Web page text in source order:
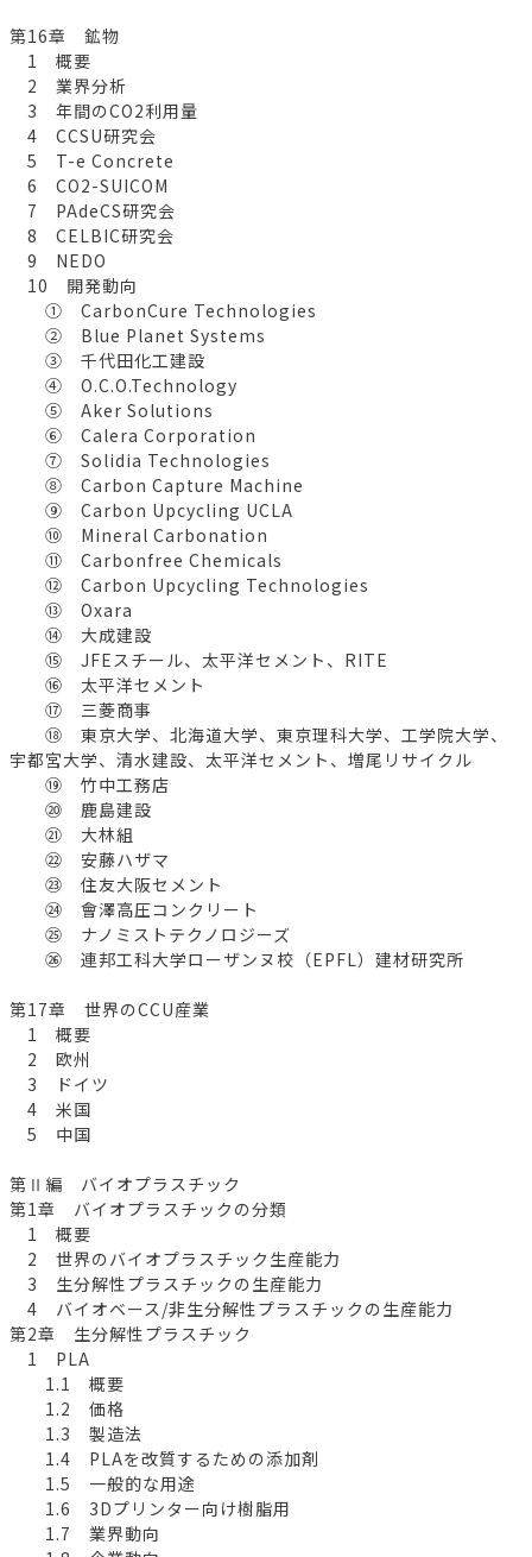
第16章 鉱物
1 概要
2 業界分析
3 年間のCO2利用量
4 CCSU研究会
5 T-e Concrete
6 CO2-SUICOM
7 PAdeCS研究会
8 CELBIC研究会
9 NEDO
10 開発動向
① CarbonCure Technologies
② Blue Planet Systems
③ 千代田化工建設
④ O.C.O.Technology
⑤ Aker Solutions
⑥ Calera Corporation
⑦ Solidia Technologies
⑧ Carbon Capture Machine
⑨ Carbon Upcycling UCLA
⑩ Mineral Carbonation
⑪ Carbonfree Chemicals
⑫ Carbon Upcycling Technologies
⑬ Oxara
⑭ 大成建設
⑮ JFEスチール、太平洋セメント、RITE
⑯ 太平洋セメント
⑰ 三菱商事
⑱ 東京大学、北海道大学、東京理科大学、工学院大学、
宇都宮大学、清水建設、太平洋セメント、増尾リサイクル
⑲ 竹中工務店
⑳ 鹿島建設
㉑ 大林組
㉒ 安藤ハザマ
㉓ 住友大阪セメント
㉔ 會澤高圧コンクリート
㉕ ナノミストテクノロジーズ
㉖ 連邦工科大学ローザンヌ校（EPFL）建材研究所
第17章 世界のCCU産業
1 概要
2 欧州
3 ドイツ
4 米国
5 中国
第Ⅱ編 バイオプラスチック
第1章 バイオプラスチックの分類
1 概要
2 世界のバイオプラスチック生産能力
3 生分解性プラスチックの生産能力
4 バイオベース/非生分解性プラスチックの生産能力
第2章 生分解性プラスチック
1 PLA
1.1 概要
1.2 価格
1.3 製造法
1.4 PLAを改質するための添加剤
1.5 一般的な用途
1.6 3Dプリンター向け樹脂用
1.7 業界動向